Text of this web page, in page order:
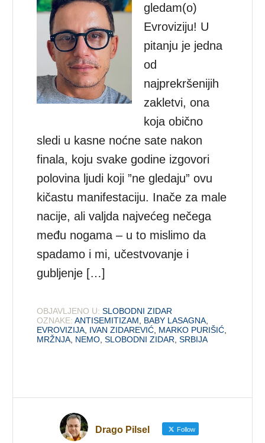
gledam(o)
Evroviziju! U
pitanju je jedna
od
najprekršenijih
zakletvi, ona
koja obično
sledi u kasne noćne sate nakon
finala, koju svake godine izgovori
polovina ljudi koji ”ne gledaju” ovu
kičastu manifestaciju. Inače za male
nacije, ali valjda najvećeg nečega
među nogama – u to mislimo da
spadamo i mi, učestvovanje i
gubljenje […]
OBJAVLJENO U: SLOBODNI ZIDAR
OZNAKE: ANTISEMITIZAM BABY LASAGNA
EVROVIZIJA IVAN ZIDAREVIĆ MARKO PURIŠIĆ
MRŽNJA NEMO ,SLOBODNI ZIDAR ,SRBIJA
Drago Pilsel Follow